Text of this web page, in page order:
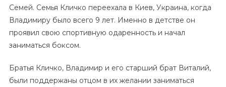
Семей. Семья Кличко переехала в Киев, Украина, когда
Владимиру было всего 9 лет. Именно в детстве он
проявил свою спортивную одаренность и начал
заниматься боксом.
Братья Кличко, Владимир и его старший брат Виталий,
были поддержаны отцом в их желании заниматься